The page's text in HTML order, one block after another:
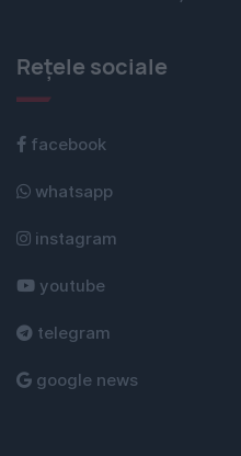
Rețele sociale
facebook
whatsapp
instagram
youtube
telegram
google news